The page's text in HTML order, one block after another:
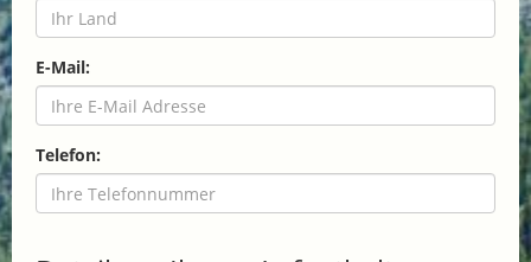
E-Mail:
Telefon: